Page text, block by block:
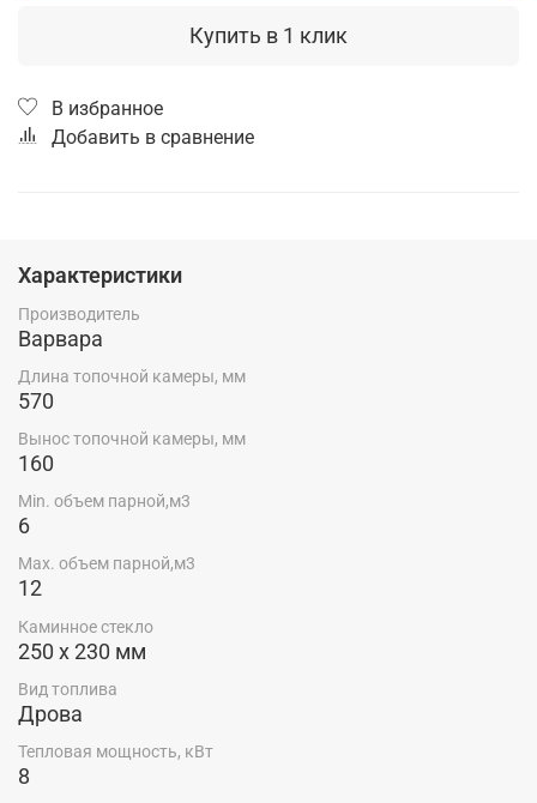
Купить в 1 клик
В избранное
Добавить в сравнение
Характеристики
Производитель
Варвара
Длина топочной камеры, мм
570
Вынос топочной камеры, мм
160
Min. объем парной,м3
6
Max. объем парной,м3
12
Каминное стекло
250 х 230 мм
Вид топлива
Дрова
Тепловая мощность, кВт
8